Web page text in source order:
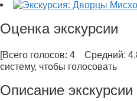
Оценка экскурсии
[Всего голосов: 4 Средний:
систему, чтобы голосовать
Описание экскурсии